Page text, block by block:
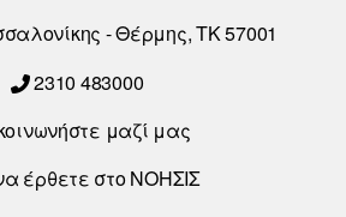
- Θέρμης, ΤΚ 57001
2310 483000
μαζί μας
έρθετε στο ΝΟΗΣΙΣ